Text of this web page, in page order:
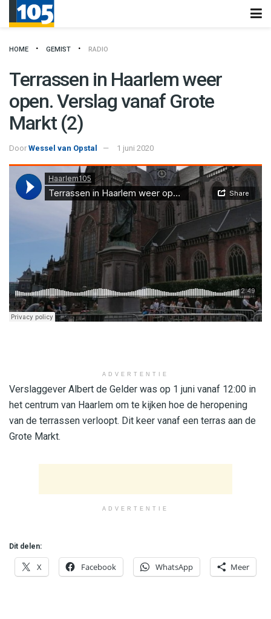
HOME GEMIST RADIO
Terrassen in Haarlem weer
open. Verslag vanaf Grote
Markt (2)
Door Wessel van Opstal 1 juni 2020
Haarlem105 ·Terrassen in Haarlem weer open. Verslag vanaf Grote Markt (2)
ADVERTENTIE
Verslaggever Albert de Gelder was op 1 juni vanaf 12:00 in
het centrum van Haarlem om te kijken hoe de heropening
van de terrassen verloopt. Dit keer vanaf een terras aan de
Grote Markt.
ADVERTENTIE
Dit delen:
X Facebook WhatsApp Meer